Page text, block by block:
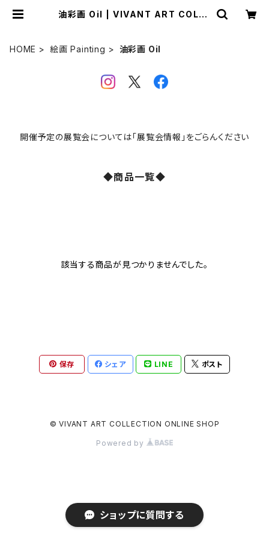
油彩画 Oil | VIVANT ART COLLE
HOME 絵画 Painting 油彩画 Oil
開催予定の展覧会については「展覧会情報」をごらんください
◆商品一覧◆
該当する商品が見つかりませんでした。
保存 シェア LINE ポスト
© VIVANT ART COLLECTION ONLINE SHOP
Powered by
ショップに質問する